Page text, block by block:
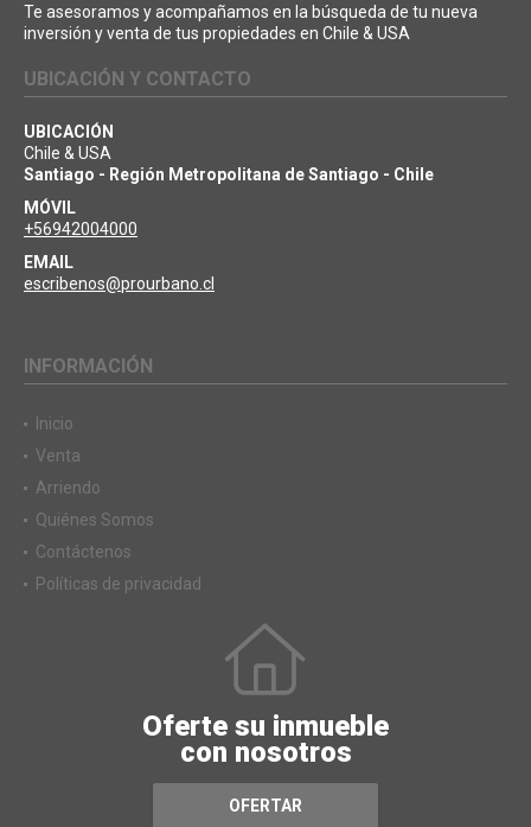
Te asesoramos y acompañamos en la búsqueda de tu nueva
inversión y venta de tus propiedades en Chile & USA
UBICACIÓN Y CONTACTO
UBICACIÓN
Chile & USA
Santiago - Región Metropolitana de Santiago - Chile
MÓVIL
+56942004000
EMAIL
escribenos@prourbano.cl
INFORMACIÓN
Inicio
Venta
Arriendo
Quiénes Somos
Contáctenos
Políticas de privacidad
Oferte su inmueble
con nosotros
OFERTAR